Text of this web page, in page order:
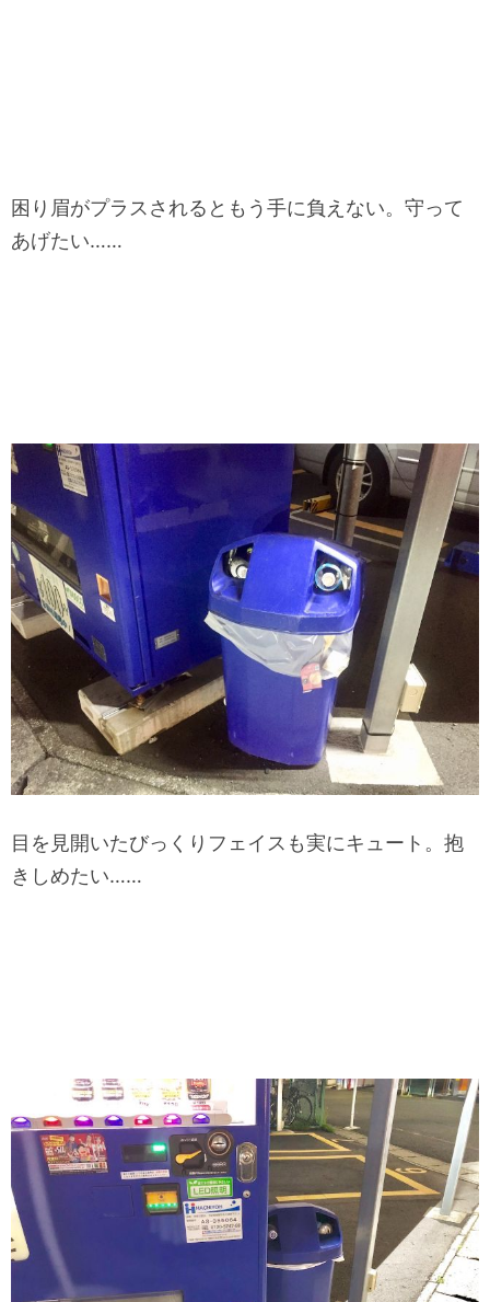
困り眉がプラスされるともう手に負えない。守って
あげたい……
目を見開いたびっくりフェイスも実にキュート。抱
きしめたい……